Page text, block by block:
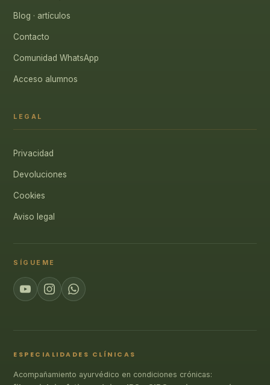
Blog · artículos
Contacto
Comunidad WhatsApp
Acceso alumnos
LEGAL
Privacidad
Devoluciones
Cookies
Aviso legal
SÍGUEME
ESPECIALIDADES CLÍNICAS
Acompañamiento ayurvédico en condiciones crónicas: